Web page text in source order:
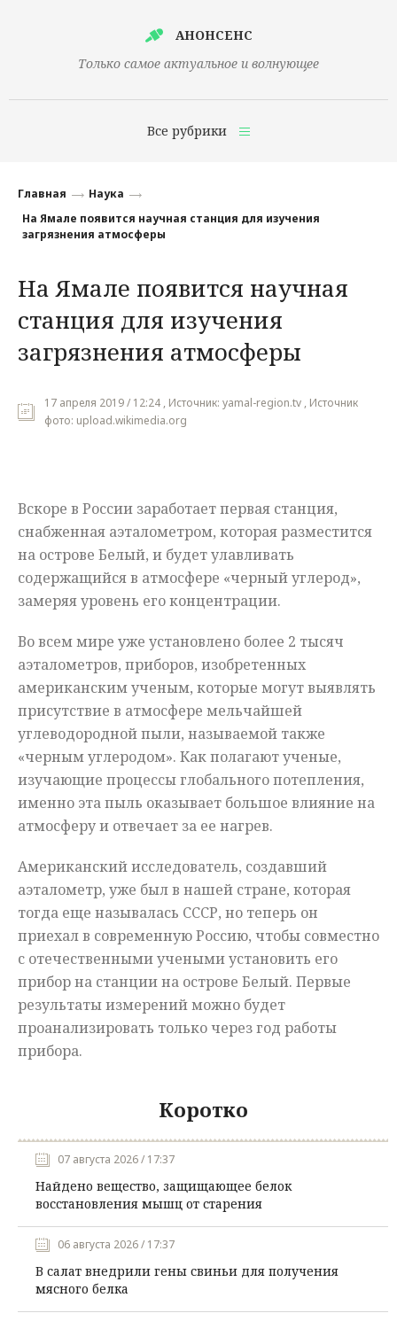
АНОНСЕНС
Только самое актуальное и волнующее
Все рубрики
Финансы
Наука
Культура
Общество
Мнения
Главная
Наука
На Ямале появится научная станция для изучения
загрязнения атмосферы
На Ямале появится научная
станция для изучения
загрязнения атмосферы
17 апреля 2019 / 12:24 , Источник: yamal-region.tv , Источник
фото: upload.wikimedia.org
Вскоре в России заработает первая станция,
снабженная аэталометром, которая разместится
на острове Белый, и будет улавливать
содержащийся в атмосфере «черный углерод»,
замеряя уровень его концентрации.
Во всем мире уже установлено более 2 тысяч
аэталометров, приборов, изобретенных
американским ученым, которые могут выявлять
присутствие в атмосфере мельчайшей
углеводородной пыли, называемой также
«черным углеродом». Как полагают ученые,
изучающие процессы глобального потепления,
именно эта пыль оказывает большое влияние на
атмосферу и отвечает за ее нагрев.
Американский исследователь, создавший
аэталометр, уже был в нашей стране, которая
тогда еще называлась СССР, но теперь он
приехал в современную Россию, чтобы совместно
с отечественными учеными установить его
прибор на станции на острове Белый. Первые
результаты измерений можно будет
проанализировать только через год работы
прибора.
Коротко
07 августа 2026 / 17:37
Найдено вещество, защищающее белок
восстановления мышц от старения
06 августа 2026 / 17:37
В салат внедрили гены свиньи для получения
мясного белка